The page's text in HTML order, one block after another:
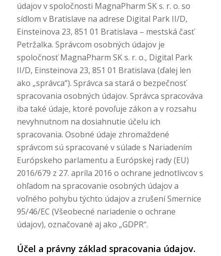
údajov v spoločnosti MagnaPharm SK s. r. o. so
sídlom v Bratislave na adrese Digital Park II/D,
Einsteinova 23, 851 01 Bratislava – mestská časť
Petržalka. Správcom osobných údajov je
spoločnosť MagnaPharm SK s. r. o., Digital Park
II/D, Einsteinova 23, 851 01 Bratislava (ďalej len
ako „správca“). Správca sa stará o bezpečnosť
spracovania osobných údajov. Správca spracováva
iba také údaje, ktoré povoľuje zákon a v rozsahu
nevyhnutnom na dosiahnutie účelu ich
spracovania. Osobné údaje zhromaždené
správcom sú spracované v súlade s Nariadením
Európskeho parlamentu a Európskej rady (EU)
2016/679 z 27. apríla 2016 o ochrane jednotlivcov s
ohľadom na spracovanie osobných údajov a
voľného pohybu týchto údajov a zrušení Smernice
95/46/EC (Všeobecné nariadenie o ochrane
údajov), označované aj ako „GDPR“.
Účel a právny základ spracovania údajov.